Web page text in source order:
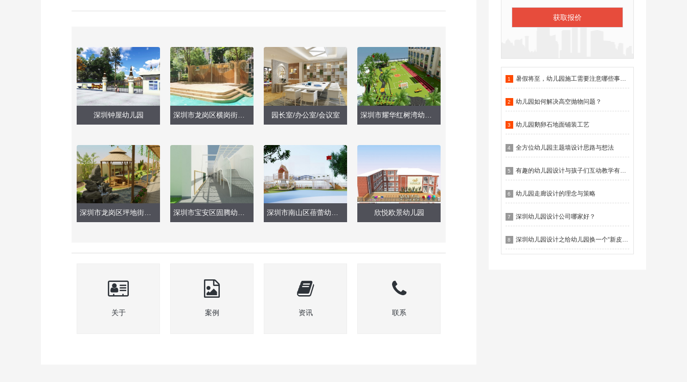
获取报价
1 暑假将至，幼儿园施工需要注意哪些事项？
2 幼儿园如何解决高空抛物问题？
3 幼儿园鹅卵石地面铺装工艺
4 全方位幼儿园主题墙设计思路与想法
5 有趣的幼儿园设计与孩子们互动教学有什么作用？
6 幼儿园走廊设计的理念与策略
7 深圳幼儿园设计公司哪家好？
8 深圳幼儿园设计之给幼儿园换一个“新皮肤”
深圳钟屋幼儿园 园长室/办公室/会议室
深圳市龙岗区坪地街道鹤坑幼儿园 深圳市宝安区固腾幼儿园户外玩具 深圳市南山区蓓蕾幼儿园（户外大型玩具） 欣悦欧景幼儿园
关于 案例 资讯 联系